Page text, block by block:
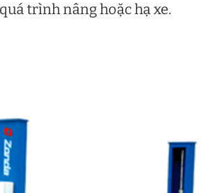
trình nâng hoặc hạ xe.